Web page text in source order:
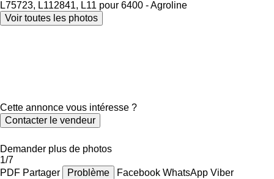
Voir toutes les photos
Cette annonce vous intéresse ?
Contacter le vendeur
Demander plus de photos
1/7
PDF Partager Problème Facebook WhatsApp Viber